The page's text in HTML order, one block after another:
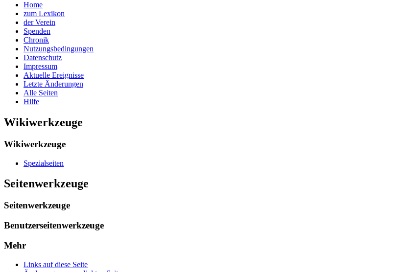
Home
zum Lexikon
der Verein
Spenden
Chronik
Nutzungsbedingungen
Datenschutz
Impressum
Aktuelle Ereignisse
Letzte Änderungen
Alle Seiten
Hilfe
Wikiwerkzeuge
Wikiwerkzeuge
Spezialseiten
Seitenwerkzeuge
Seitenwerkzeuge
Benutzerseitenwerkzeuge
Mehr
Links auf diese Seite